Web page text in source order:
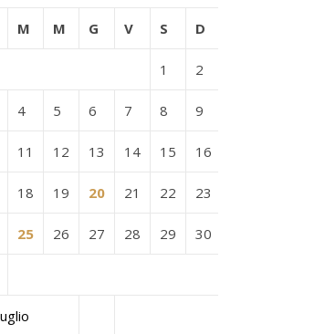
M M G V S D
1 2
4 5 6 7 8 9
11 12 13 14 15 16
18 19 20 21 22 23
25 26 27 28 29 30